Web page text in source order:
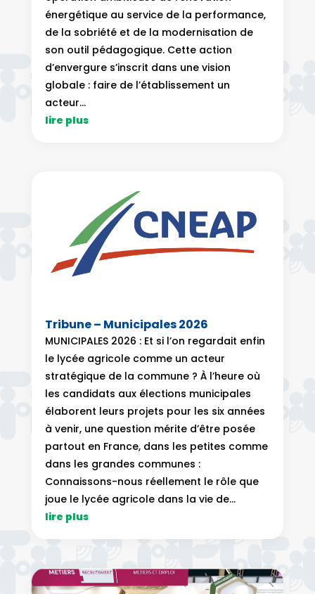
énergétique au service de la performance,
de la sobriété et de la modernisation de
son outil pédagogique. Cette action
d’envergure s’inscrit dans une vision
globale : faire de l’établissement un
acteur...
lire plus
Tribune – Municipales 2026
MUNICIPALES 2026 : Et si l’on regardait enfin
le lycée agricole comme un acteur
stratégique de la commune ? À l’heure où
les candidats aux élections municipales
élaborent leurs projets pour les six années
à venir, une question mérite d’être posée
partout en France, dans les petites comme
dans les grandes communes :
Connaissons-nous réellement le rôle que
joue le lycée agricole dans la vie de...
lire plus